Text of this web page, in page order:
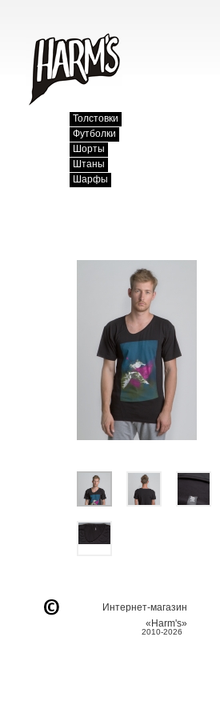
Толстовки
Футболки
Шорты
Штаны
Шарфы
Интернет-магазин
«Harm's»
2010-2026